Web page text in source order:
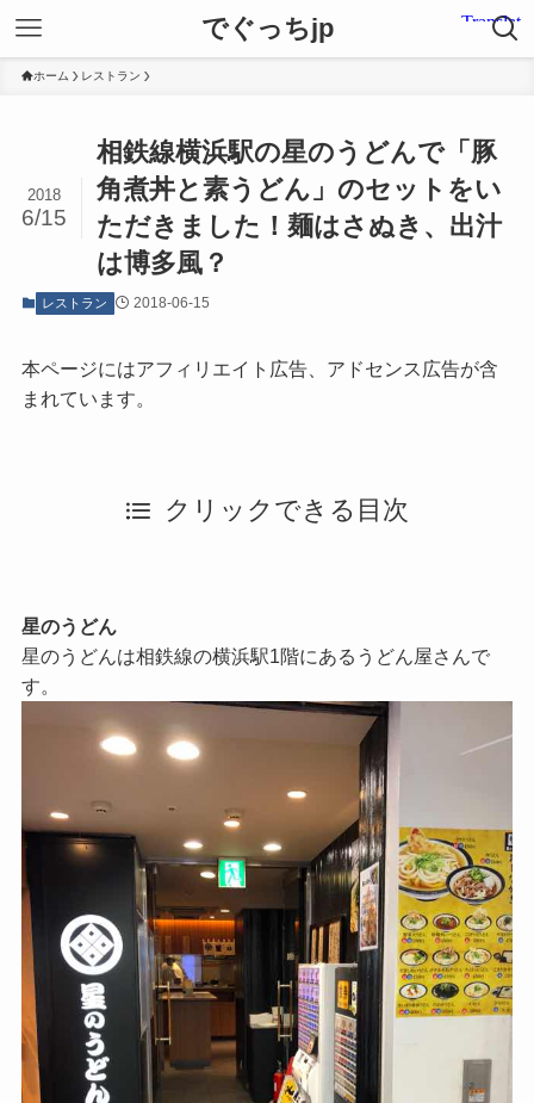
でぐっちjp
ホーム レストラン
相鉄線横浜駅の星のうどんで「豚
角煮丼と素うどん」のセットをい
ただきました！麺はさぬき、出汁
は博多風？
2018
6/15
レストラン 2018-06-15
本ページにはアフィリエイト広告、アドセンス広告が含
まれています。
クリックできる目次
星のうどん
星のうどんは相鉄線の横浜駅1階にあるうどん屋さんで
す。